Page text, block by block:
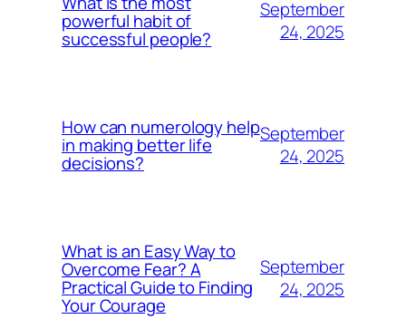
powerful habit of
successful people?
September
24, 2025
How can numerology help
in making better life
decisions?
September
24, 2025
What is an Easy Way to
Overcome Fear? A
Practical Guide to Finding
Your Courage
September
24, 2025